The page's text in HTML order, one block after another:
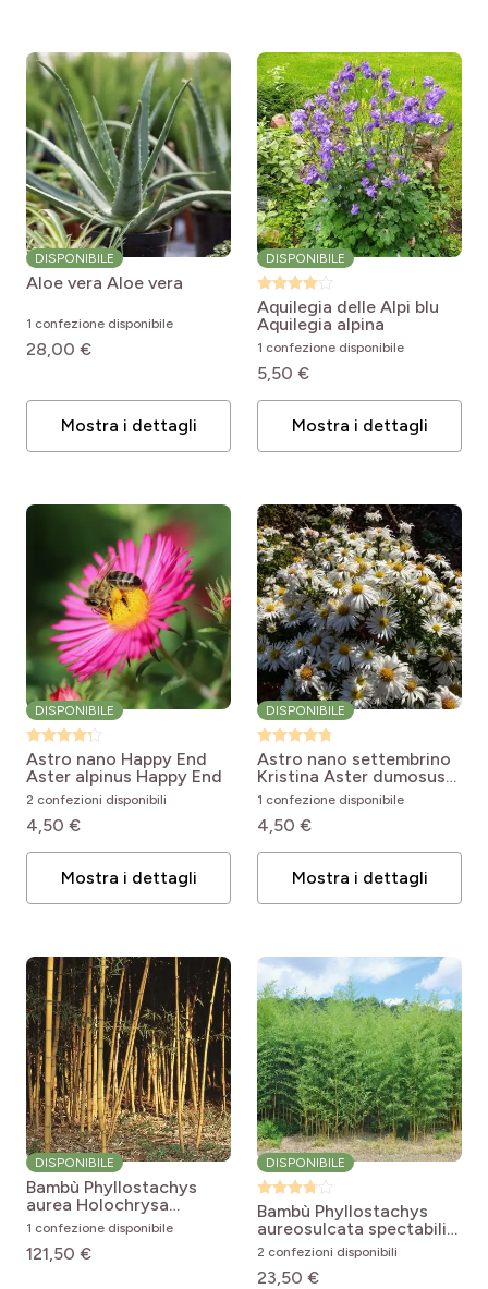
DISPONIBILE
Aloe vera Aloe vera
1 confezione disponibile
28,00 €
Mostra i dettagli
DISPONIBILE
Aquilegia delle Alpi blu
Aquilegia alpina
1 confezione disponibile
5,50 €
Mostra i dettagli
DISPONIBILE
Astro nano Happy End
Aster alpinus Happy End
2 confezioni disponibili
4,50 €
Mostra i dettagli
DISPONIBILE
Astro nano settembrino
Kristina Aster dumosus
Kristina
1 confezione disponibile
4,50 €
Mostra i dettagli
DISPONIBILE
Bambù Phyllostachys
aurea Holochrysa
Phyllostachys aurea
Holochrysa
1 confezione disponibile
121,50 €
DISPONIBILE
Bambù Phyllostachys
aureosulcata spectabilis
Phyllostachys
aureosulcata Spectabilis
2 confezioni disponibili
23,50 €